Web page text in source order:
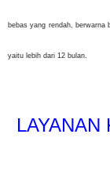
bebas yang rendah,
yaitu lebih dari 12 bulan.
LAYANAN